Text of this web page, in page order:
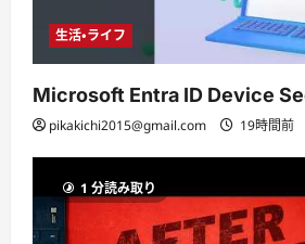
生活・ライフ
Microsoft Entra ID Device
pikakichi2015@gmail.com 19時間前
1 分読み取り